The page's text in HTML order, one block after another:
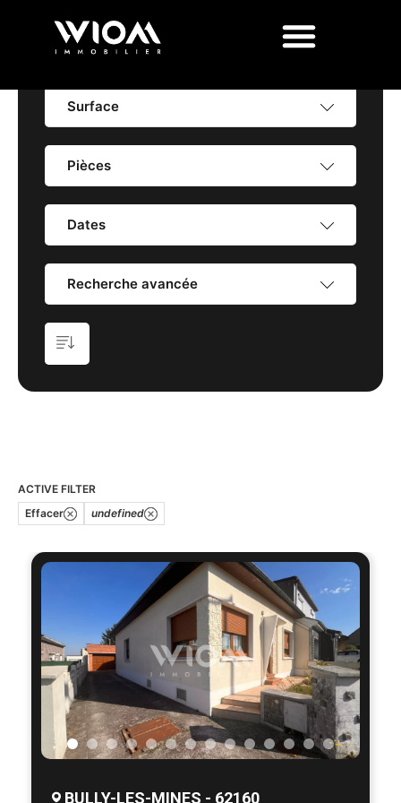
Prix
Surface
Pièces
Dates
Recherche avancée
ACTIVE FILTER
Effacer
undefined
BULLY-LES-MINES - 62160